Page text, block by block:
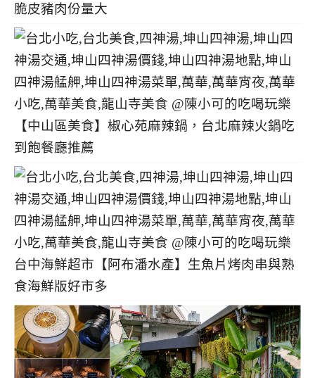
脆皮豬肉份量大
【中山區美食】椒心苑麻辣鍋，台北麻辣火鍋吃
到飽餐廳推薦
台中海鮮超市【阿布潘水產】生魚片烤肉串與熟
食海鮮版好市多